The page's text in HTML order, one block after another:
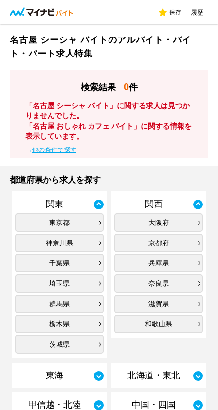
保存 履歴
名古屋 シーシャ バイトのアルバイト・バイ
ト・パート求人特集
検索結果 0件
「名古屋 シーシャ バイト」に関する求人は見つか
りませんでした。
「名古屋 おしゃれ カフェ バイト」に関する情報を
表示しています。
→他の条件で探す
都道府県から求人を探す
関東
東京都
神奈川県
千葉県
埼玉県
群馬県
栃木県
茨城県
関西
大阪府
京都府
兵庫県
奈良県
滋賀県
和歌山県
東海 北海道・東北
甲信越・北陸 中国・四国